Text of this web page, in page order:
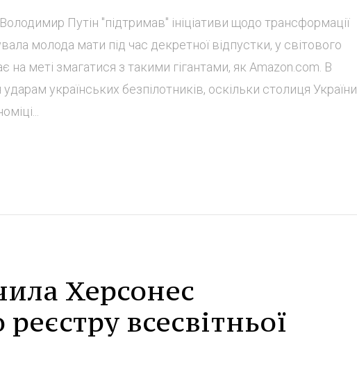
Путін "підтримав" ініціативи щодо трансформації
молода мати під час декретної відпустки, у світового
на меті змагатися з такими гігантами, як Amazon.com. В
українських безпілотників, оскільки столиця України
Херсонес
всесвітньої